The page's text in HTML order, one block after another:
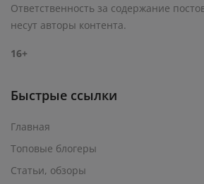
Ответственность за содержание
несут авторы контента.
16+
Быстрые ссылки
Главная
Топовые блогеры
Статьи, обзоры